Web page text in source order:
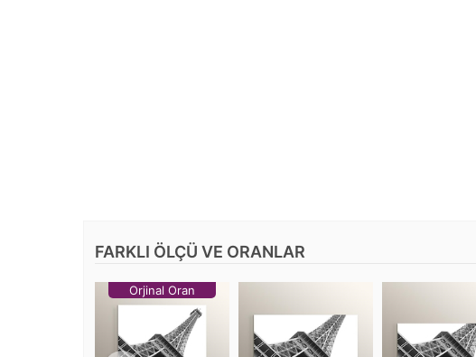
FARKLI ÖLÇÜ VE ORANLAR
Orjinal Oran